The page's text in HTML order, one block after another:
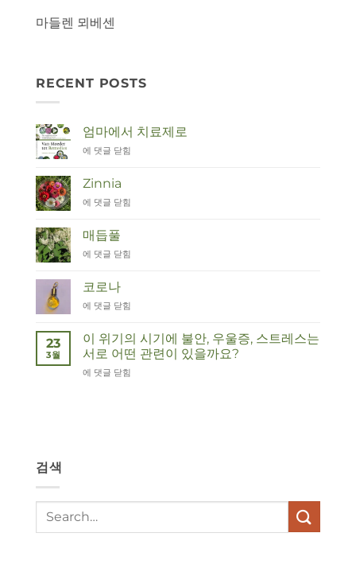
마들렌 뫼베센
RECENT POSTS
엄마에서 치료제로
Van
tot
Remedies
에 댓글 닫힘
Zinnia
Zinnia
에 댓글 닫힘
매듭풀
Duizendknoop
에 댓글 닫힘
코로나
Corona
에 댓글 닫힘
23
3월
이 위기의 시기에 불안, 우울증, 스트레스는
서로 어떤 관련이 있을까요?
Wat
in
deze
에 댓글 닫힘
검색